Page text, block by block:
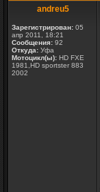
andreu5
Зарегистрирован: 05
апр 2011, 18:21
Сообщения: 92
Откуда: Уфа
Мотоцикл(ы): HD FXE
1981,HD sportster 883
2002